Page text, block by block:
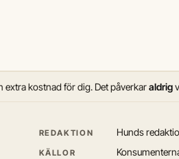
extra kostnad för dig. Det påverkaraldrig
REDAKTION Hunds
KÄLLOR